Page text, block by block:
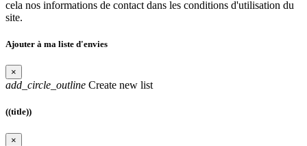
cela nos informations de contact dans les conditions d'utilisation du
site.
Ajouter à ma liste d'envies
×
add_circle_outline Create new list
((title))
×